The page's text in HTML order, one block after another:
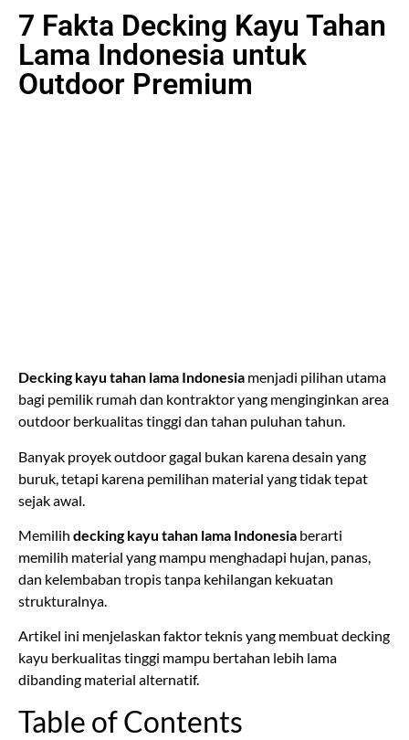
7 Fakta Decking Kayu Tahan
Lama Indonesia untuk
Outdoor Premium
Decking kayu tahan lama Indonesia menjadi pilihan utama
bagi pemilik rumah dan kontraktor yang menginginkan area
outdoor berkualitas tinggi dan tahan puluhan tahun.
Banyak proyek outdoor gagal bukan karena desain yang
buruk, tetapi karena pemilihan material yang tidak tepat
sejak awal.
Memilih decking kayu tahan lama Indonesia berarti
memilih material yang mampu menghadapi hujan, panas,
dan kelembaban tropis tanpa kehilangan kekuatan
strukturalnya.
Artikel ini menjelaskan faktor teknis yang membuat decking
kayu berkualitas tinggi mampu bertahan lebih lama
dibanding material alternatif.
Table of Contents